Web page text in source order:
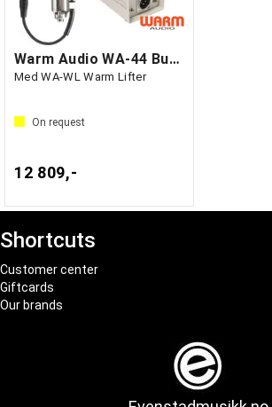
Warm Audio WA-44 Bundle
Med WA-WL Warm Lifter
On request
12 809,-
Shortcuts
Customer center
Giftcards
Our brands